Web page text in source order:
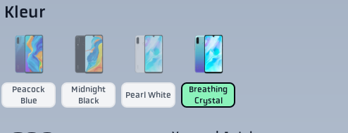
Kleur
Peacock
Blue
Midnight
Black
Pearl White
Breathing
Crystal